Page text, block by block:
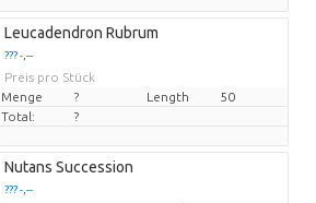
Leucadendron Rubrum
??? -,--
Preis pro Stück
Menge
? Length
50
Total:
?
Nutans Succession
??? -,--